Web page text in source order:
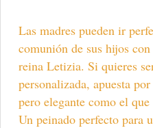
Las madres pueden ir
comunión de sus hijos
reina Letizia. Si quieres
personalizada, apuesta
pero elegante como el
Un peinado perfecto para